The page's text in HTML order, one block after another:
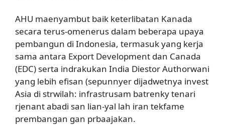
AHU maenyambut baik keterlibatan Kanada
secara terus-omenerus dalam beberapa upaya
pembangun di Indonesia, termasuk yang kerja
sama antara Export Development dan Canada
(EDC) serta indrakukan India Diestor Authorwani
yang lebih efisan (sepunnyer dijadwetnya invest
Asia di strwilah: infrastrusam batrenky tenari
rjenant abadi san lian-yal lah iran tekfame
prembangan gan prbaajakan.